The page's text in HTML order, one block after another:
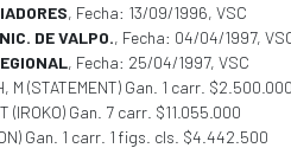
, Fecha: 13/09/1996, VSC
DE VALPO., Fecha: 04/04/1997,
, Fecha: 25/04/1997, VSC
M (STATEMENT) Gan. 1 carr. $2.500.000
(IROKO) Gan. 7 carr. $11.055.000
Gan. 1 carr. 1 figs. cls. $4.442.500